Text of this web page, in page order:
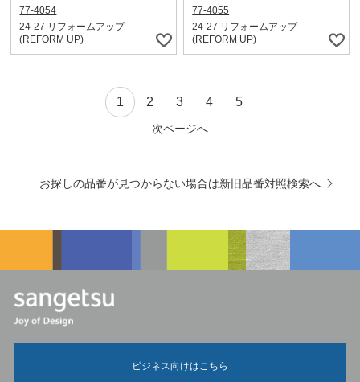
77-4054
24-27 リフォームアップ
(REFORM UP)
77-4055
24-27 リフォームアップ
(REFORM UP)
1 2 3 4 5
次ページへ
お探しの品番が見つからない場合は新旧品番対照検索へ
ビジネス向けはこちら